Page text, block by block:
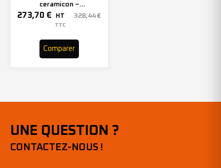
ceramicon –
150mmx2000mm – Grain 40
– 305969 (x10)
273,70 € HT 328,44 €
TTC
Comparer
UNE QUESTION ?
CONTACTEZ-NOUS !